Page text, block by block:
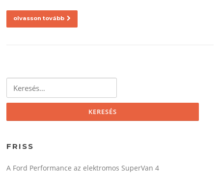
olvasson tovább
FRISS
A Ford Performance az elektromos SuperVan 4